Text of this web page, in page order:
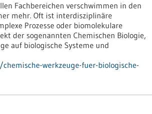
Fachbereichen verschwimmen in den
mehr. Oft ist interdisziplinäre
Prozesse oder biomolekulare
der sogenannten Chemischen Biologie,
auf biologische Systeme und
werkzeuge-fuer-biologische-